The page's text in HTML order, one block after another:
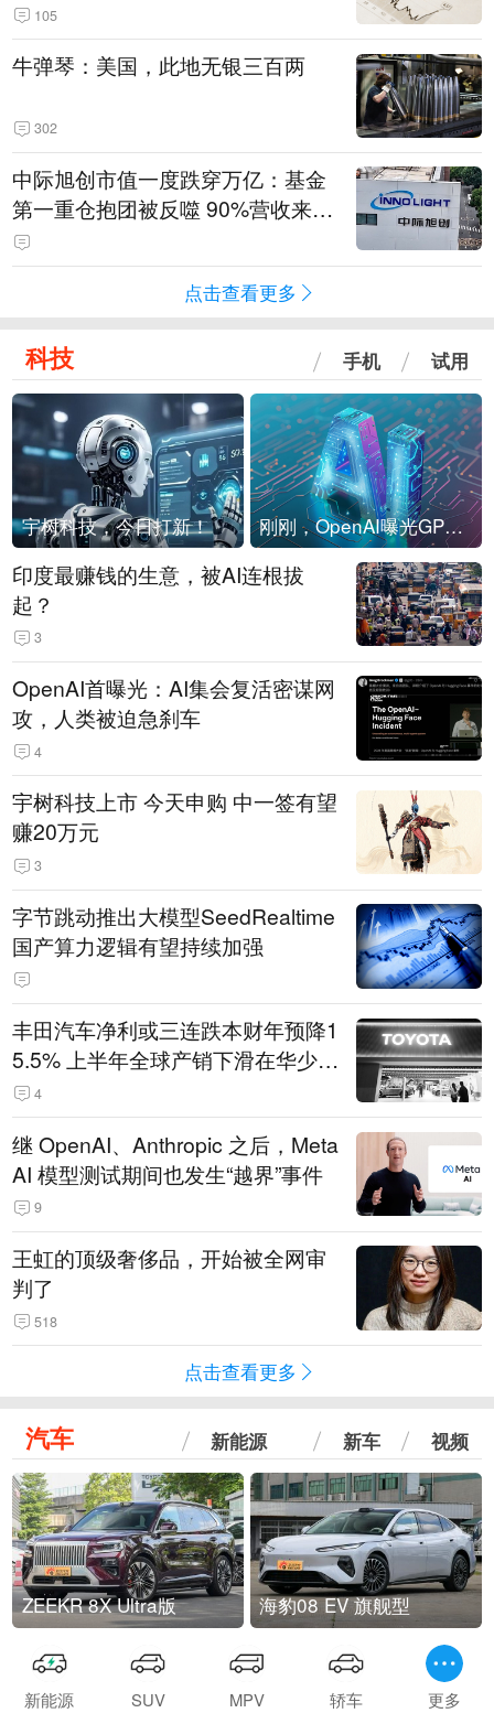
105
牛弹琴：美国，此地无银三百两
302
中际旭创市值一度跌穿万亿：基金
第一重仓抱团被反噬 90%营收来自
海外存压力
点击查看更多
科技 手机 试用
宇树科技，今日打新！ 刚刚，OpenAI曝光GPT-6！传10万亿参数，8月强行发布
印度最赚钱的生意，被AI连根拔
起？
3
OpenAI首曝光：AI集会复活密谋网
攻，人类被迫急刹车
4
宇树科技上市 今天申购 中一签有望
赚20万元
3
字节跳动推出大模型SeedRealtime
国产算力逻辑有望持续加强
丰田汽车净利或三连跌本财年预降1
5.5% 上半年全球产销下滑在华少卖
14.3万辆
4
继 OpenAI、Anthropic 之后，Meta
AI 模型测试期间也发生“越界”事件
9
王虹的顶级奢侈品，开始被全网审
判了
518
点击查看更多
汽车 新能源 新车 视频
ZEEKR 8X Ultra版 海豹08 EV 旗舰型
新能源 SUV MPV 轿车 更多